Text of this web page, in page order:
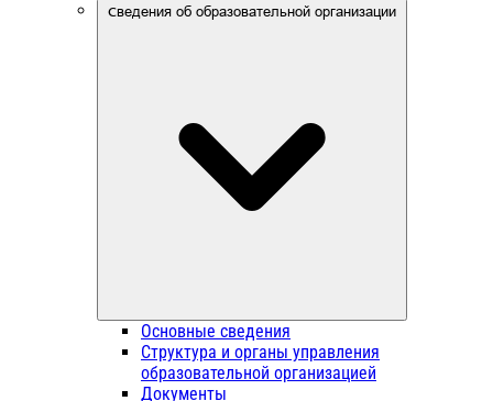
Сведения об образовательной организации
Основные сведения
Структура и органы управления
образовательной организацией
Документы